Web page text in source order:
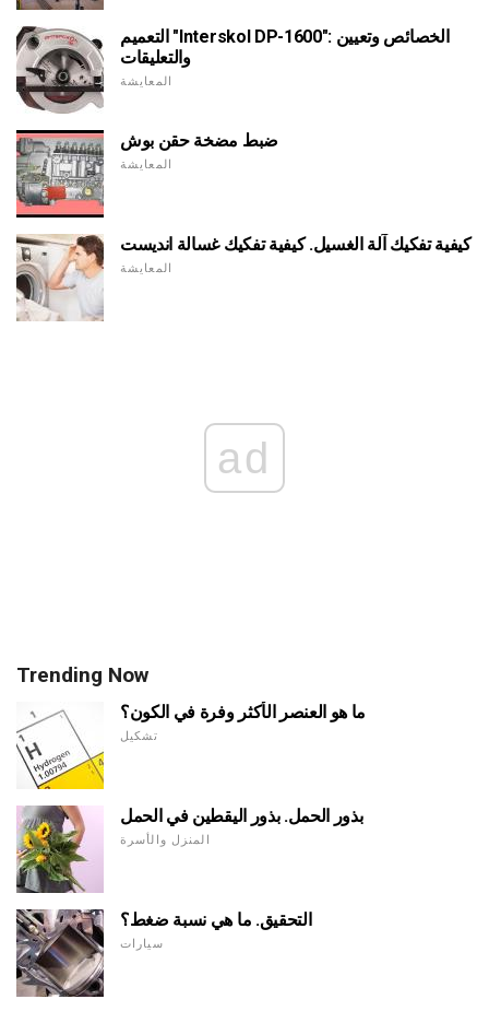
التعميم "Interskol DP-1600": الخصائص وتعيين
والتعليقات
المعايشة
ضبط مضخة حقن بوش
المعايشة
كيفية تفكيك آلة الغسيل. كيفية تفكيك غسالة انديست
المعايشة
ad
Trending Now
ما هو العنصر الأكثر وفرة في الكون؟
تشكيل
بذور الحمل. بذور اليقطين في الحمل
المنزل والأسرة
التحقيق. ما هي نسبة ضغط؟
سيارات